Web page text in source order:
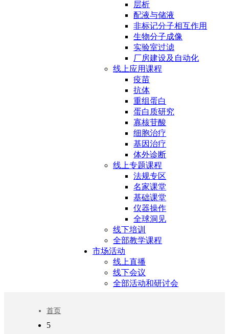
层析
配液与储液
非标记分子相互作用
生物分子成像
实验室过滤
厂房建设及自动化
线上应用课程
疫苗
抗体
重组蛋白
蛋白质研究
寡核苷酸
细胞治疗
基因治疗
体外诊断
线上专题课程
法规专区
名家课堂
基础课堂
仪器操作
全球洞见
线下培训
全部教学课程
市场活动
线上直播
线下会议
全部活动和研讨会
首页
5